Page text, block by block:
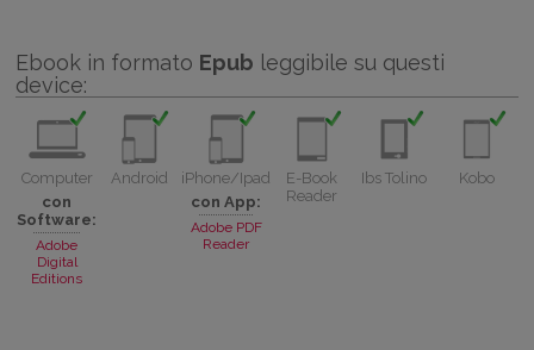
Ebook in formato Epub leggibile su questi
device:
Computer
con
Software:
Adobe
Digital
Editions
Android
iPhone/Ipad
con App:
Adobe PDF
Reader
E-Book
Reader
Ibs Tolino Kobo